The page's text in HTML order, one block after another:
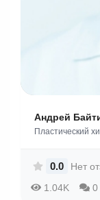
Андрей
Пластический
1.04K 0
0.0 Нет